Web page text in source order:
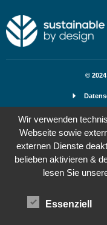
©
Wir verwenden
Webseite sowie
externen Dienste
belieben aktivieren &
lesen Sie
Essenziell